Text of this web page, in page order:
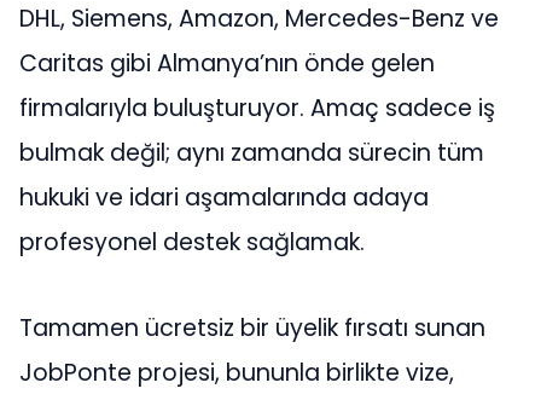
DHL, Siemens, Amazon, Mercedes-Benz ve
Caritas gibi Almanya’nın önde gelen
firmalarıyla buluşturuyor. Amaç sadece iş
bulmak değil; aynı zamanda sürecin tüm
hukuki ve idari aşamalarında adaya
profesyonel destek sağlamak.
Tamamen ücretsiz bir üyelik fırsatı sunan
JobPonte projesi, bununla birlikte vize,